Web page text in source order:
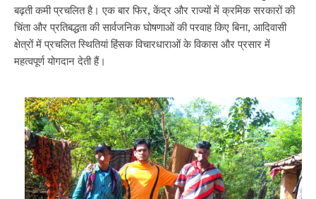
बढ़ती कमी प्रचलित है। एक बार फिर, केंद्र और राज्यों में क्रमिक सरकारों की
चिंता और प्रतिबद्धता की सार्वजनिक घोषणाओं की परवाह किए बिना, आदिवासी
क्षेत्रों में प्रचलित स्थितियां हिंसक विचारधाराओं के विकास और प्रसार में
महत्वपूर्ण योगदान देती हैं।